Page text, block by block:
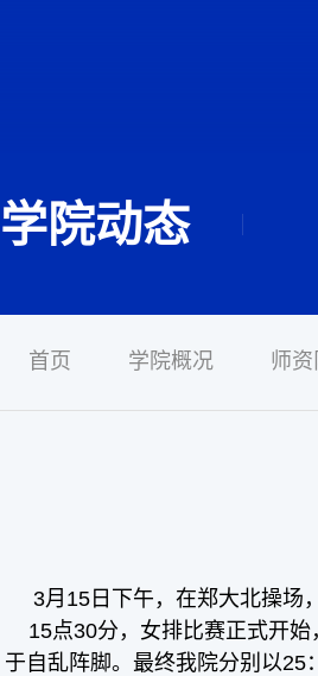
学院动态
首页 学院概况 师资
3月15日下午，在郑大北操场
15点30分，女排比赛正式开始
于自乱阵脚。最终我院分别以25